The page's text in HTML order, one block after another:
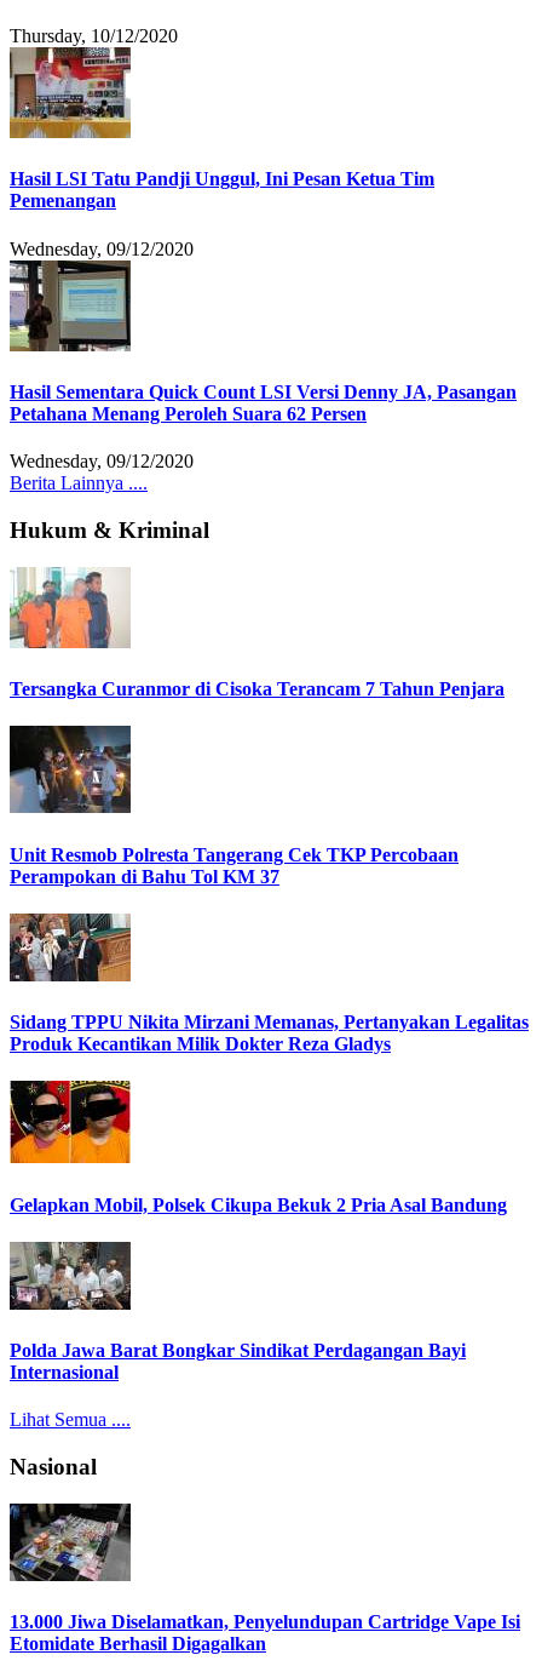
Thursday, 10/12/2020
Hasil LSI Tatu Pandji Unggul, Ini Pesan Ketua Tim
Pemenangan
Wednesday, 09/12/2020
Hasil Sementara Quick Count LSI Versi Denny JA, Pasangan
Petahana Menang Peroleh Suara 62 Persen
Wednesday, 09/12/2020
Berita Lainnya ....
Hukum & Kriminal
Tersangka Curanmor di Cisoka Terancam 7 Tahun Penjara
Unit Resmob Polresta Tangerang Cek TKP Percobaan
Perampokan di Bahu Tol KM 37
Sidang TPPU Nikita Mirzani Memanas, Pertanyakan Legalitas
Produk Kecantikan Milik Dokter Reza Gladys
Gelapkan Mobil, Polsek Cikupa Bekuk 2 Pria Asal Bandung
Polda Jawa Barat Bongkar Sindikat Perdagangan Bayi
Internasional
Lihat Semua ....
Nasional
13.000 Jiwa Diselamatkan, Penyelundupan Cartridge Vape Isi
Etomidate Berhasil Digagalkan